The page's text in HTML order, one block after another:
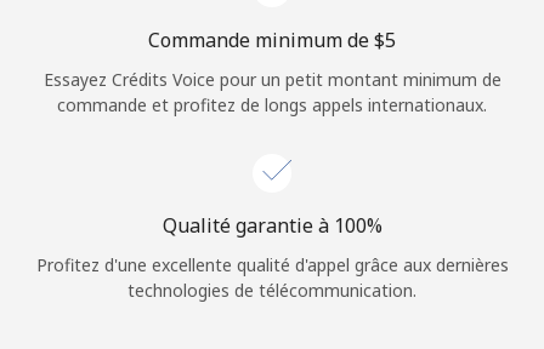
Continue avec
Commande minimum de ⁦$5⁩
Essayez Crédits Voice pour un petit montant minimum de
commande et profitez de longs appels internationaux.
Qualité garantie à 100%
Profitez d'une excellente qualité d'appel grâce aux dernières
technologies de télécommunication.